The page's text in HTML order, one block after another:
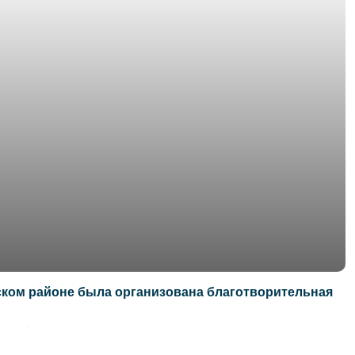
районе была организована благотворительная